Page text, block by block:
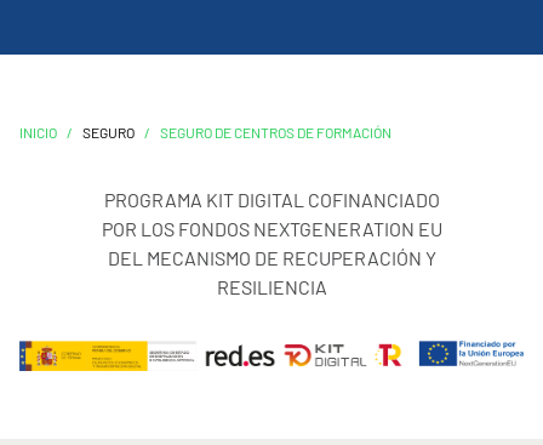
INICIO / SEGURO / SEGURO DE CENTROS DE FORMACIÓN
PROGRAMA KIT DIGITAL COFINANCIADO
POR LOS FONDOS NEXTGENERATION EU
DEL MECANISMO DE RECUPERACIÓN Y
RESILIENCIA